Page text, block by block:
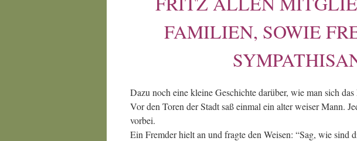
FAMILIEN, SOWIE
Dazu noch eine kleine Geschichte darüber, wie man sich
Vor den Toren der Stadt saß einmal ein alter weiser Mann.
vorbei.
Ein Fremder hielt an und fragte den Weisen: “Sag, wie sind